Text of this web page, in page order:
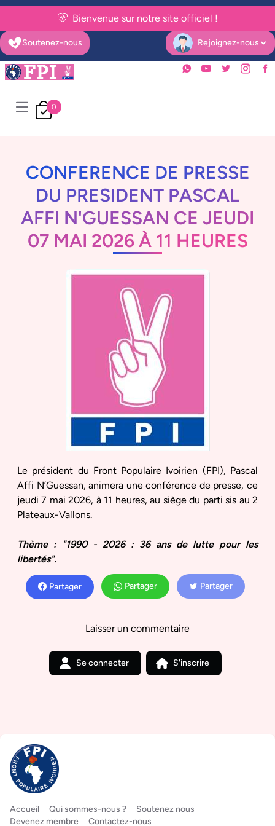
Bienvenue sur notre site officiel !
Soutenez-nous Open user menu
Rejoignez-nous
Open main menu
0
CONFERENCE DE PRESSE
DU PRESIDENT PASCAL
AFFI N'GUESSAN CE JEUDI
07 MAI 2026 À 11 HEURES
Le président du Front Populaire Ivoirien (FPI), Pascal
Affi N’Guessan, animera une conférence de presse, ce
jeudi 7 mai 2026, à 11 heures, au siège du parti sis au 2
Plateaux-Vallons.
Thème : "1990 - 2026 : 36 ans de lutte pour les
libertés".
Partager Partager Partager
Laisser un commentaire
Se connecter S'inscrire
Accueil Qui sommes-nous ?
Soutenez nous
Devenez membre
Contactez-nous